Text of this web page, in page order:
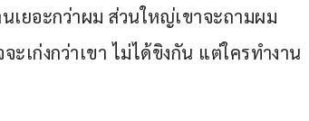
เยอะกว่าผม ส่วนใหญ่เขาจะถามผม
เก่งกว่าเขา ไม่ได้ขิงกัน แต่ใครทำงาน